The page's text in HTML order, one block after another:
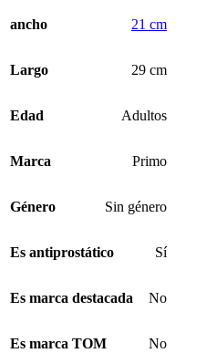
ancho 21 cm
Largo 29 cm
Edad Adultos
Marca Primo
Género Sin género
Es antiprostático Sí
Es marca destacada No
Es marca TOM No